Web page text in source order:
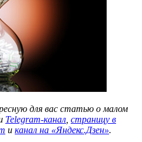
для вас статью о малом
Telegram-канал страницу в
и канал на «Яндекс.Дзен».